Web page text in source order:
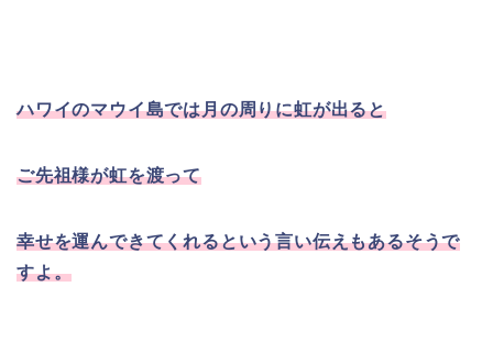
ハワイのマウイ島では月の周りに虹が出ると
ご先祖様が虹を渡って
幸せを運んできてくれるという言い伝えもあるそうで
すよ。